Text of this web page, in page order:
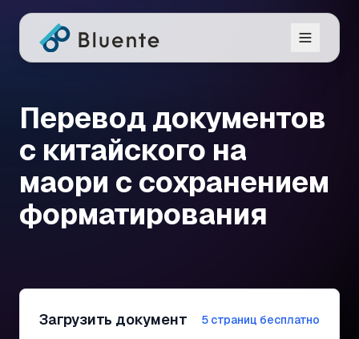
Перевод документов
с китайского на
маори с сохранением
форматирования
Загрузить документ 5 страниц бесплатно